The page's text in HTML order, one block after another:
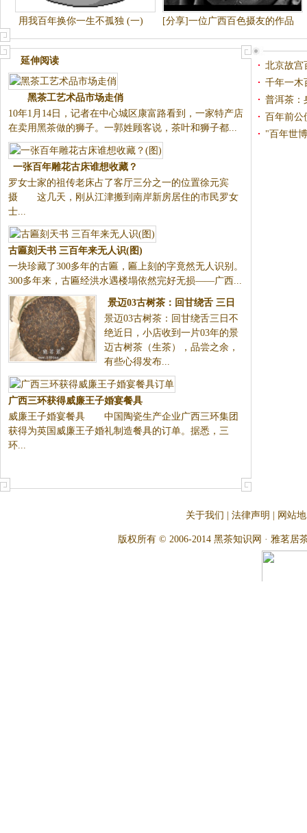
用我百年换你一生不孤独 (一) [分享]一位广西百色摄友的作品
延伸阅读
10年1月14日，记者在中心城区康
富路看到，一家特产店在卖用黑
茶做的狮子。一郭姓顾客说，茶
叶和狮子都...
一张百年雕花古床谁想收藏？
(图)
罗女士家的祖传老床占了客厅三
分之一的位置徐元宾摄 这几
古匾刻天书 三百年来无人识(图)
一块珍藏了300多年的古匾，匾上
刻的字竟然无人识别。300多年
来，古匾经洪水遇楼塌依然完好
无损——广西...
景迈03古树茶：回甘绕舌 三日
不绝
景迈03古树茶：回甘绕舌三日不
绝近日，小店收到一片03年的景
迈古树茶（生茶），品尝之余，
有些心得发布...
广西三环获得威廉王子婚宴餐具
订单
威廉王子婚宴餐具 中国陶瓷
生产企业广西三环集团获得为英
北京故
千年一木
普洱茶：
百年前公
"百年世
关于我们 法律声明 网站
版权所有 © 2006-2014 黑茶知识网 · 雅茗居